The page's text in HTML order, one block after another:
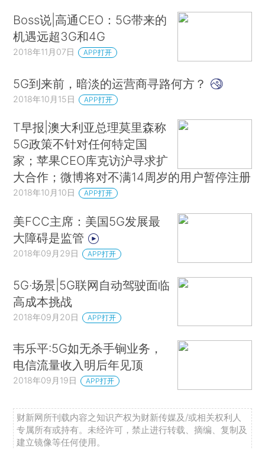
Boss说|高通CEO：5G带来的
机遇远超3G和4G
2018年11月07日 APP打开
5G到来前，暗淡的运营商寻路何方？
2018年10月15日 APP打开
T早报|澳大利亚总理莫里森称
5G政策不针对任何特定国
家；苹果CEO库克访沪寻求扩
大合作；微博将对不满14周岁的用户暂停注册
2018年10月10日 APP打开
美FCC主席：美国5G发展最
大障碍是监管
2018年09月29日 APP打开
5G·场景|5G联网自动驾驶面临
高成本挑战
2018年09月20日 APP打开
韦乐平:5G如无杀手锏业务，
电信流量收入明后年见顶
2018年09月19日 APP打开
财新网所刊载内容之知识产权为财新传媒及/或相关权利人
专属所有或持有。未经许可，禁止进行转载、摘编、复制及
建立镜像等任何使用。